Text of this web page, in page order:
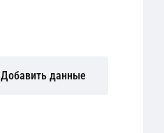
Добавить данные